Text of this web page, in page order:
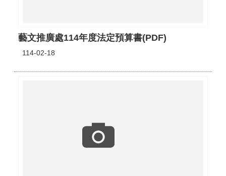
藝文推廣處114年度法定預算書(PDF)
114-02-18